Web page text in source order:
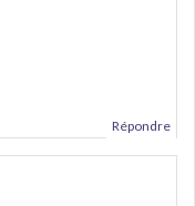
Répondre